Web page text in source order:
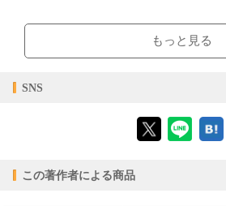
ブラウザビューア・PC版ConTenDoビュー
【対応デバイス】
【PC版ConTenDoビューア】
もっと見る
SNS
この著作者による商品